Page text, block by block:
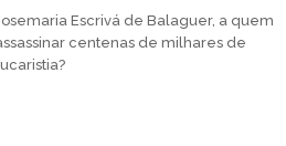
Escrivá de Balaguer, a quem
centenas de milhares de